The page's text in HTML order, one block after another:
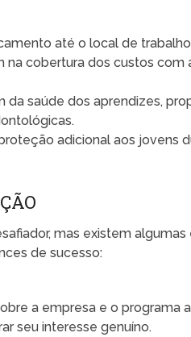
até o local de
na cobertura dos custos com
da saúde dos aprendizes,
adicional aos jovens
mas existem
de sucesso:
a empresa e o programa
seu interesse genuíno.